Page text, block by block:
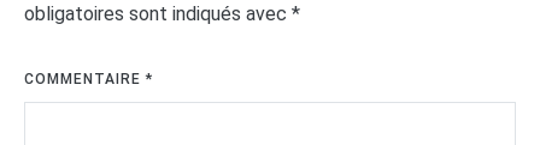
obligatoires sont indiqués avec *
COMMENTAIRE*